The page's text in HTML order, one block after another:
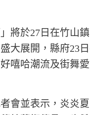
」將於27日在竹山
大展開，縣府23
嘻哈潮流及街舞
並表示，炎炎夏